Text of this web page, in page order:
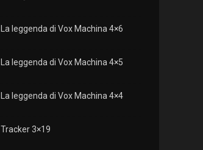
La leggenda di Vox Machina 4×6
La leggenda di Vox Machina 4×5
La leggenda di Vox Machina 4×4
Tracker 3×19